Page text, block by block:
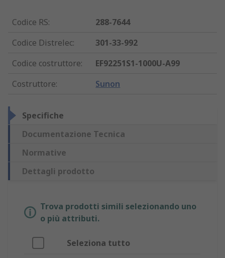
Codice RS:
288-7644
Codice Distrelec:
301-33-992
Codice costruttore:
EF92251S1-1000U-A99
Costruttore: Sunon
Specifiche
Documentazione Tecnica
Normative
Dettagli prodotto
Trova prodotti simili selezionando uno
o più attributi.
Seleziona tutto